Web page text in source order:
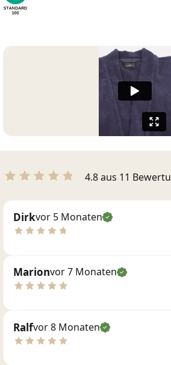
4.8 aus 11
Dirkvor 5 Monaten
Marionvor 7 Monaten
Ralfvor 8 Monaten